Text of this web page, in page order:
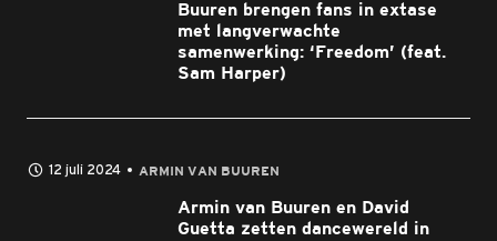
Buuren brengen fans in extase
met langverwachte
samenwerking: ‘Freedom’ (feat.
Sam Harper)
12 juli 2024 ARMIN VAN BUUREN
Armin van Buuren en David
Guetta zetten dancewereld in